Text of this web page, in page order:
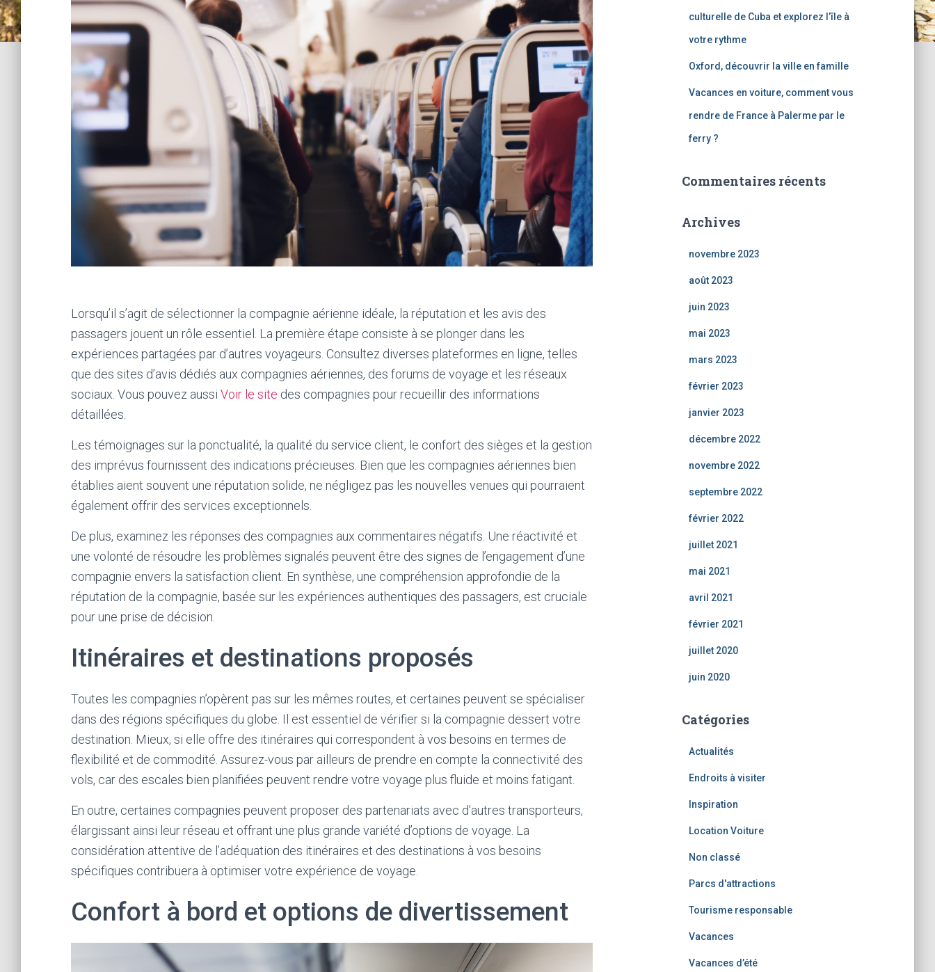
Lorsqu’il s’agit de sélectionner la compagnie aérienne idéale, la réputation et les avis des
passagers jouent un rôle essentiel. La première étape consiste à se plonger dans les
expériences partagées par d’autres voyageurs. Consultez diverses plateformes en ligne, telles
que des sites d’avis dédiés aux compagnies aériennes, des forums de voyage et les réseaux
sociaux. Vous pouvez aussi Voir le site des compagnies pour recueillir des informations
détaillées.
Les témoignages sur la ponctualité, la qualité du service client, le confort des sièges et la gestion
des imprévus fournissent des indications précieuses. Bien que les compagnies aériennes bien
établies aient souvent une réputation solide, ne négligez pas les nouvelles venues qui pourraient
également offrir des services exceptionnels.
De plus, examinez les réponses des compagnies aux commentaires négatifs. Une réactivité et
une volonté de résoudre les problèmes signalés peuvent être des signes de l’engagement d’une
compagnie envers la satisfaction client. En synthèse, une compréhension approfondie de la
réputation de la compagnie, basée sur les expériences authentiques des passagers, est cruciale
pour une prise de décision.
Itinéraires et destinations proposés
Toutes les compagnies n’opèrent pas sur les mêmes routes, et certaines peuvent se spécialiser
dans des régions spécifiques du globe. Il est essentiel de vérifier si la compagnie dessert votre
destination. Mieux, si elle offre des itinéraires qui correspondent à vos besoins en termes de
flexibilité et de commodité. Assurez-vous par ailleurs de prendre en compte la connectivité des
vols, car des escales bien planifiées peuvent rendre votre voyage plus fluide et moins fatigant.
En outre, certaines compagnies peuvent proposer des partenariats avec d’autres transporteurs,
élargissant ainsi leur réseau et offrant une plus grande variété d’options de voyage. La
considération attentive de l’adéquation des itinéraires et des destinations à vos besoins
spécifiques contribuera à optimiser votre expérience de voyage.
Confort à bord et options de divertissement
culturelle de Cuba et explorez l’île à
votre rythme
Oxford, découvrir la ville en famille
Vacances en voiture, comment vous
rendre de France à Palerme par le
ferry ?
Commentaires récents
Archives
novembre 2023
août 2023
juin 2023
mai 2023
mars 2023
février 2023
janvier 2023
décembre 2022
novembre 2022
septembre 2022
février 2022
juillet 2021
mai 2021
avril 2021
février 2021
juillet 2020
juin 2020
Catégories
Actualités
Endroits à visiter
Inspiration
Location Voiture
Non classé
Parcs d'attractions
Tourisme responsable
Vacances
Vacances d’été